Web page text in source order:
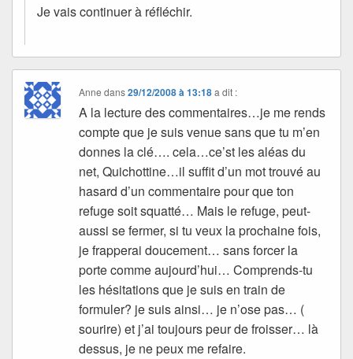
Je vais continuer à réfléchir.
Anne dans29/12/2008 à 13:18 a dit :
A la lecture des commentaires…je me rends
compte que je suis venue sans que tu m’en
donnes la clé…. cela…ce’st les aléas du
net, Quichottine…il suffit d’un mot trouvé au
hasard d’un commentaire pour que ton
refuge soit squatté… Mais le refuge, peut-
aussi se fermer, si tu veux la prochaine fois,
je frapperai doucement… sans forcer la
porte comme aujourd’hui… Comprends-tu
les hésitations que je suis en train de
formuler? je suis ainsi… je n’ose pas… (
sourire) et j’ai toujours peur de froisser… là
dessus, je ne peux me refaire.